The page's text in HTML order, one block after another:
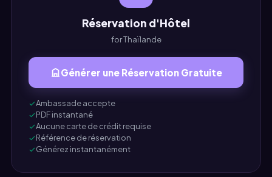
Réservation d'Hôtel
for Thaïlande
Générer une Réservation Gratuite
Ambassade accepte
PDF instantané
Aucune carte de crédit requise
Référence de réservation
Générez instantanément